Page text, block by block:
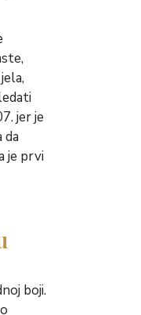
jer je
da
je prvi
boji.